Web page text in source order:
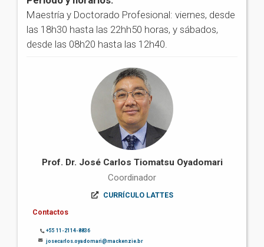
Maestría y Doctorado Profesional: viernes, desde
las 18h30 hasta las 22hh50 horas, y sábados,
desde las 08h20 hasta las 12h40.
Prof. Dr. José Carlos Tiomatsu Oyadomari
Coordinador
CURRÍCULO LATTES
Contactos
+55 11-2114-8836
josecarlos.oyadomari@mackenzie.br